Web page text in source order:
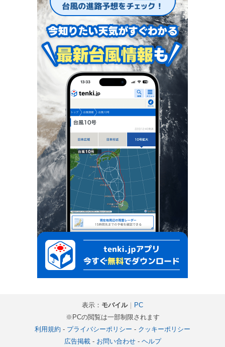
表示： モバイル｜ PC
※PCの閲覧は一部制限されます
利用規約 - プライバシーポリシー - クッキーポリシー
広告掲載- お問い合わせ- ヘルプ